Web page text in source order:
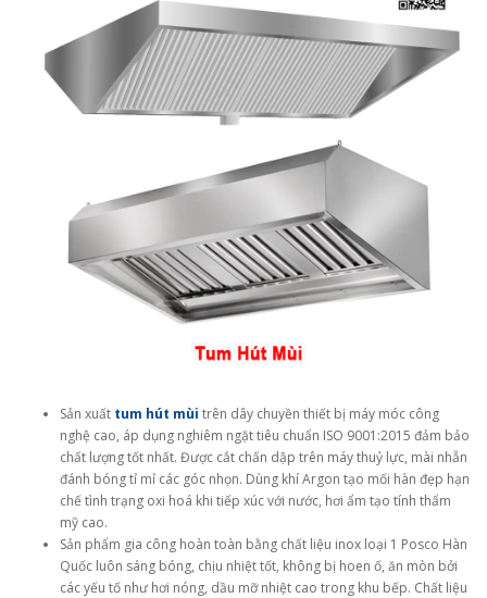
Sản xuất tum hút mùi trên dây chuyền thiết bị máy móc công
nghệ cao, áp dụng nghiêm ngặt tiêu chuẩn ISO 9001:2015 đảm bảo
chất lượng tốt nhất. Được cắt chấn dập trên máy thuỷ lực, mài nhẵn
đánh bóng tỉ mỉ các góc nhọn. Dùng khí Argon tạo mối hàn đẹp hạn
chế tình trạng oxi hoá khi tiếp xúc với nước, hơi ẩm tạo tính thẩm
mỹ cao.
Sản phẩm gia công hoàn toàn bằng chất liệu inox loại 1 Posco Hàn
Quốc luôn sáng bóng, chịu nhiệt tốt, không bị hoen ố, ăn mòn bởi
các yếu tố như hơi nóng, dầu mỡ nhiệt cao trong khu bếp. Chất liệu